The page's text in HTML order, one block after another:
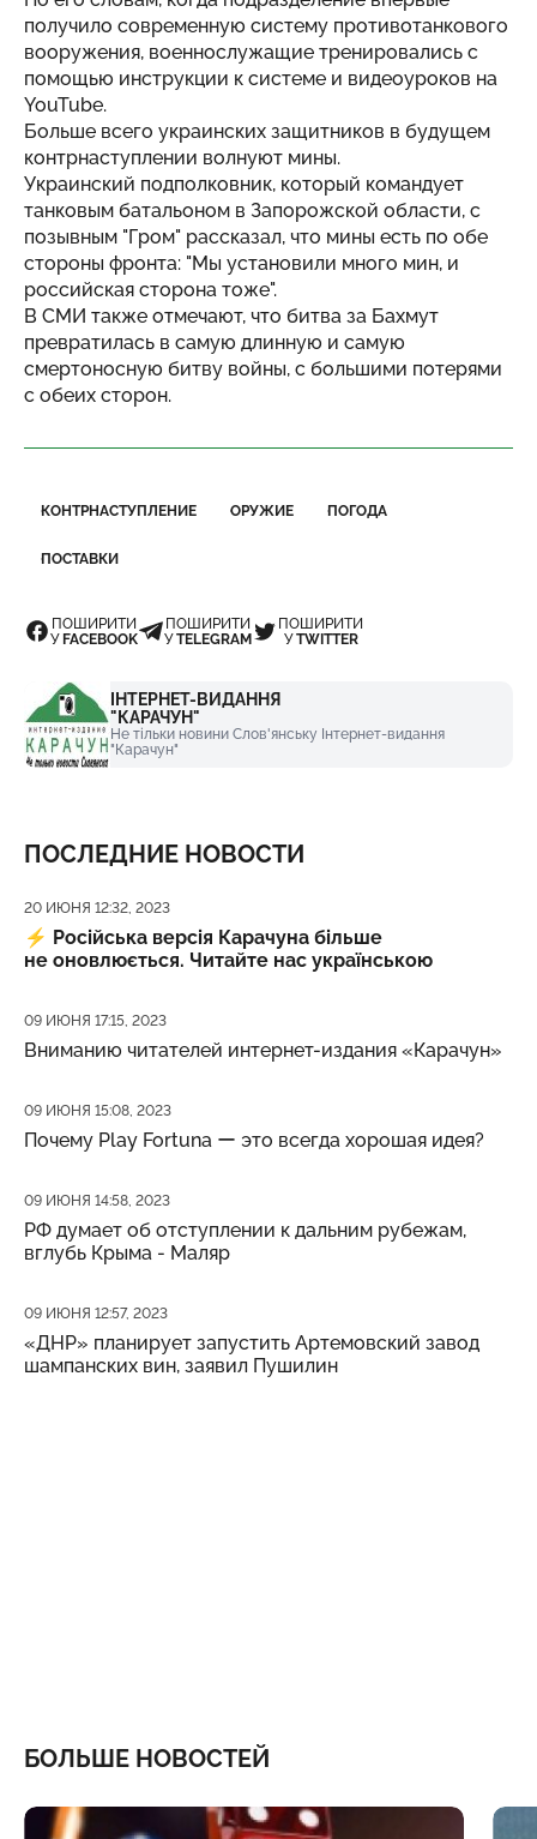
получило современную систему противотанкового
вооружения, военнослужащие тренировались с
помощью инструкции к системе и видеоуроков на
YouTube.
Больше всего украинских защитников в будущем
контрнаступлении волнуют мины.
Украинский подполковник, который командует
танковым батальоном в Запорожской области, с
позывным "Гром" рассказал, что мины есть по обе
стороны фронта: "Мы установили много мин, и
российская сторона тоже".
В СМИ также отмечают, что битва за Бахмут
превратилась в самую длинную и самую
смертоносную битву войны, с большими потерями
с обеих сторон.
КОНТРНАСТУПЛЕНИЕ ОРУЖИЕ ПОГОДА
ПОСТАВКИ
ПОШИРИТИ
У FACEBOOK
ПОШИРИТИ
УTELEGRAM
ПОШИРИТИ
УTWITTER
ІНТЕРНЕТ-ВИДАННЯ
"КАРАЧУН"
Не тільки новини Слов'янську Інтернет-видання
"Карачун"
ПОСЛЕДНИЕ НОВОСТИ
Дата публикации
20 ИЮНЯ 12:32, 2023
⚡️ Російська версія Карачуна більше
не оновлюється. Читайте нас українською
Дата публикации
09 ИЮНЯ 17:15, 2023
Вниманию читателей интернет-издания «Карачун»
Дата публикации
09 ИЮНЯ 15:08, 2023
Почему Play Fortuna ー это всегда хорошая идея?
Дата публикации
09 ИЮНЯ 14:58, 2023
РФ думает об отступлении к дальним рубежам,
вглубь Крыма - Маляр
Дата публикации
09 ИЮНЯ 12:57, 2023
«ДНР» планирует запустить Артемовский завод
шампанских вин, заявил Пушилин
БОЛЬШЕ НОВОСТЕЙ